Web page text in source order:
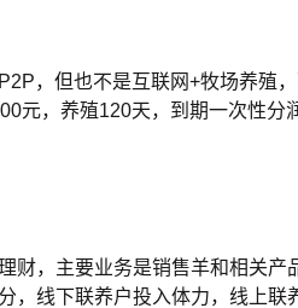
，但也不是互联网+牧场养殖
元，养殖120天，到期一次性
财，主要业务是销售羊和相关
，线下联养户投入体力，线上联